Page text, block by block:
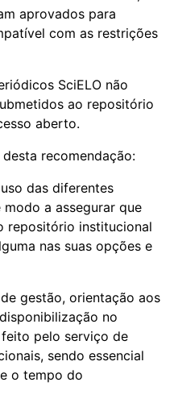
aprovados para
com as restrições
SciELO não
ao repositório
aberto.
recomendação:
das diferentes
a assegurar que
repositório institucional
nas suas opções e
gestão, orientação aos
no
pelo serviço de
sendo essencial
o tempo do